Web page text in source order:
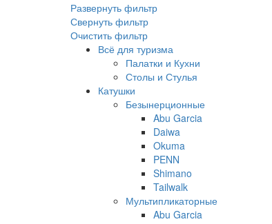
Развернуть фильтр
Свернуть фильтр
Очистить фильтр
Всё для туризма
Палатки и Кухни
Столы и Стулья
Катушки
Безынерционные
Abu Garcia
Daiwa
Okuma
PENN
Shimano
Tailwalk
Мультипликаторные
Abu Garcia